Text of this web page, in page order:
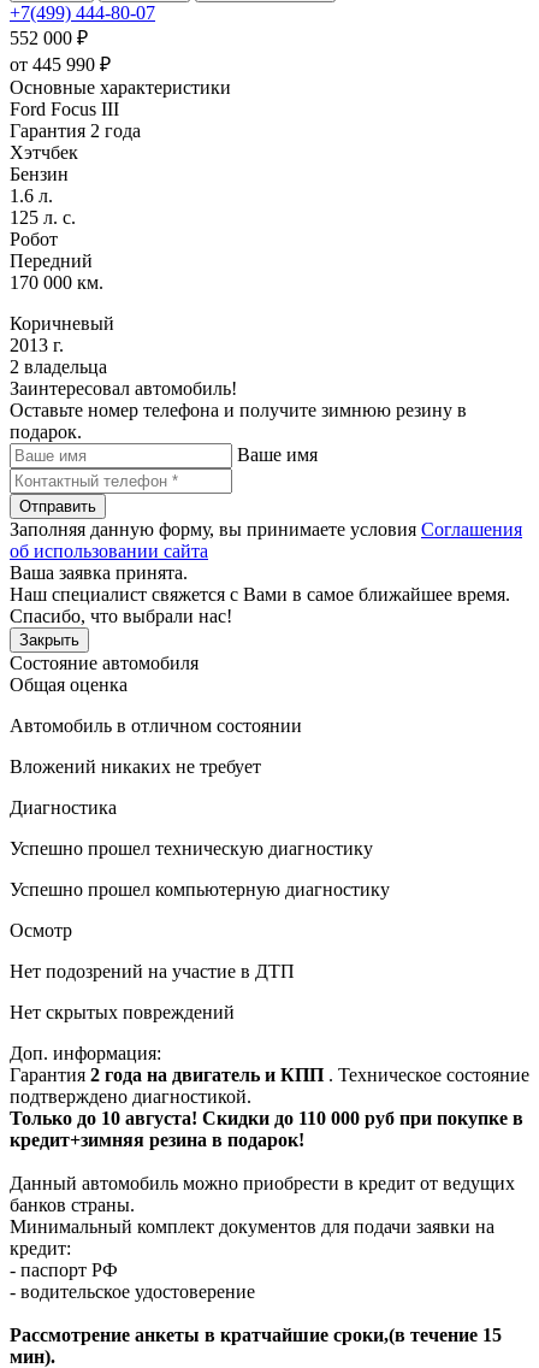
+7(499) 444-80-07
552 000 ₽
от 445 990 ₽
Основные характеристики
Ford Focus III
Гарантия 2 года
Хэтчбек
Бензин
1.6 л.
125 л. с.
Робот
Передний
170 000 км.
Коричневый
2013 г.
2 владельца
Заинтересовал автомобиль!
Оставьте номер телефона и получите зимнюю резину в
подарок.
Ваше имя
Отправить
Заполняя данную форму, вы принимаете условия Соглашения
об использовании сайта
Ваша заявка принята.
Наш специалист свяжется с Вами в самое ближайшее время.
Спасибо, что выбрали нас!
Закрыть
Состояние автомобиля
Общая оценка
Автомобиль в отличном состоянии
Вложений никаких не требует
Диагностика
Успешно прошел техническую диагностику
Успешно прошел компьютерную диагностику
Осмотр
Нет подозрений на участие в ДТП
Нет скрытых повреждений
Доп. информация:
Гарантия 2 года на двигатель и КПП . Техническое состояние
подтверждено диагностикой.
Только до 10 августа! Скидки до 110 000 руб при покупке в
кредит+зимняя резина в подарок!
Данный автомобиль можно приобрести в кредит от ведущих
банков страны.
Минимальный комплект документов для подачи заявки на
кредит:
- паспорт РФ
- водительское удостоверение
Рассмотрение анкеты в кратчайшие сроки,(в течение 15
мин).